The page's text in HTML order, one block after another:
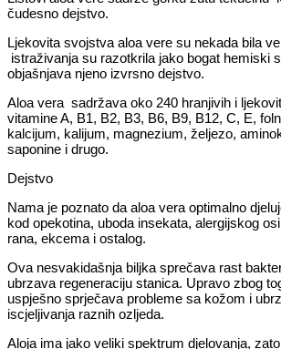
čudesno dejstvo.
Ljekovita svojstva aloa vere su nekada bila
istraživanja su razotkrila jako bogat hemiski
objašnjava njeno izvrsno dejstvo.
Aloa vera sadržava oko 240 hranjivih i
vitamine A, B1, B2, B3, B6, B9, B12, C, E,
kalcijum, kalijum, magnezium, željezo,
saponine i drugo.
Dejstvo
Nama je poznato da aloa vera optimalno
kod opekotina, uboda insekata, alergijskog
rana, ekcema i ostalog.
Ova nesvakidašnja biljka sprečava rast
ubrzava regeneraciju stanica. Upravo zbog
uspješno sprječava probleme sa kožom i
iscjeljivanja raznih ozljeda.
Aloja ima jako veliki spektrum djelovanja,